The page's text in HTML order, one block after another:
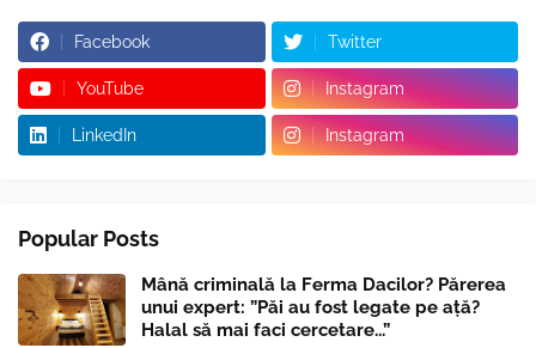
Facebook Twitter
YouTube Instagram
LinkedIn Instagram
Popular Posts
Mână criminală la Ferma Dacilor? Părerea
unui expert: ”Păi au fost legate pe ață?
Halal să mai faci cercetare...”